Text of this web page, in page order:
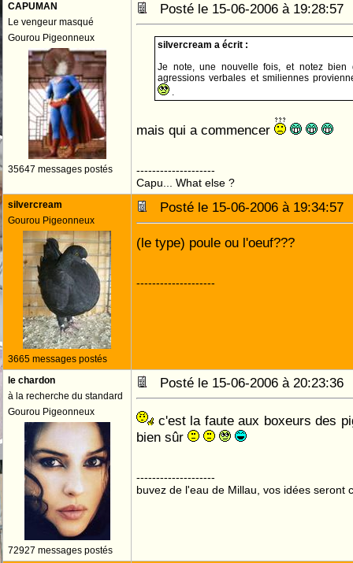
CAPUMAN
Le vengeur masqué
Gourou Pigeonneux
35647 messages postés
Posté le 15-06-2006 à
silvercream a écrit :
Je note, une nouvelle fois, et notez
agressions verbales et smiliennes
.
mais qui a commencer
--------------------
Capu... What else ?
silvercream
Gourou Pigeonneux
3665 messages postés
Posté le 15-06-2006 à
(le type) poule ou l'oeuf???
--------------------
le chardon
à la recherche du standard
Gourou Pigeonneux
72927 messages postés
Posté le 15-06-2006 à
c'est la faute aux boxeurs des
bien sûr
--------------------
buvez de l'eau de Millau, vos idées seront